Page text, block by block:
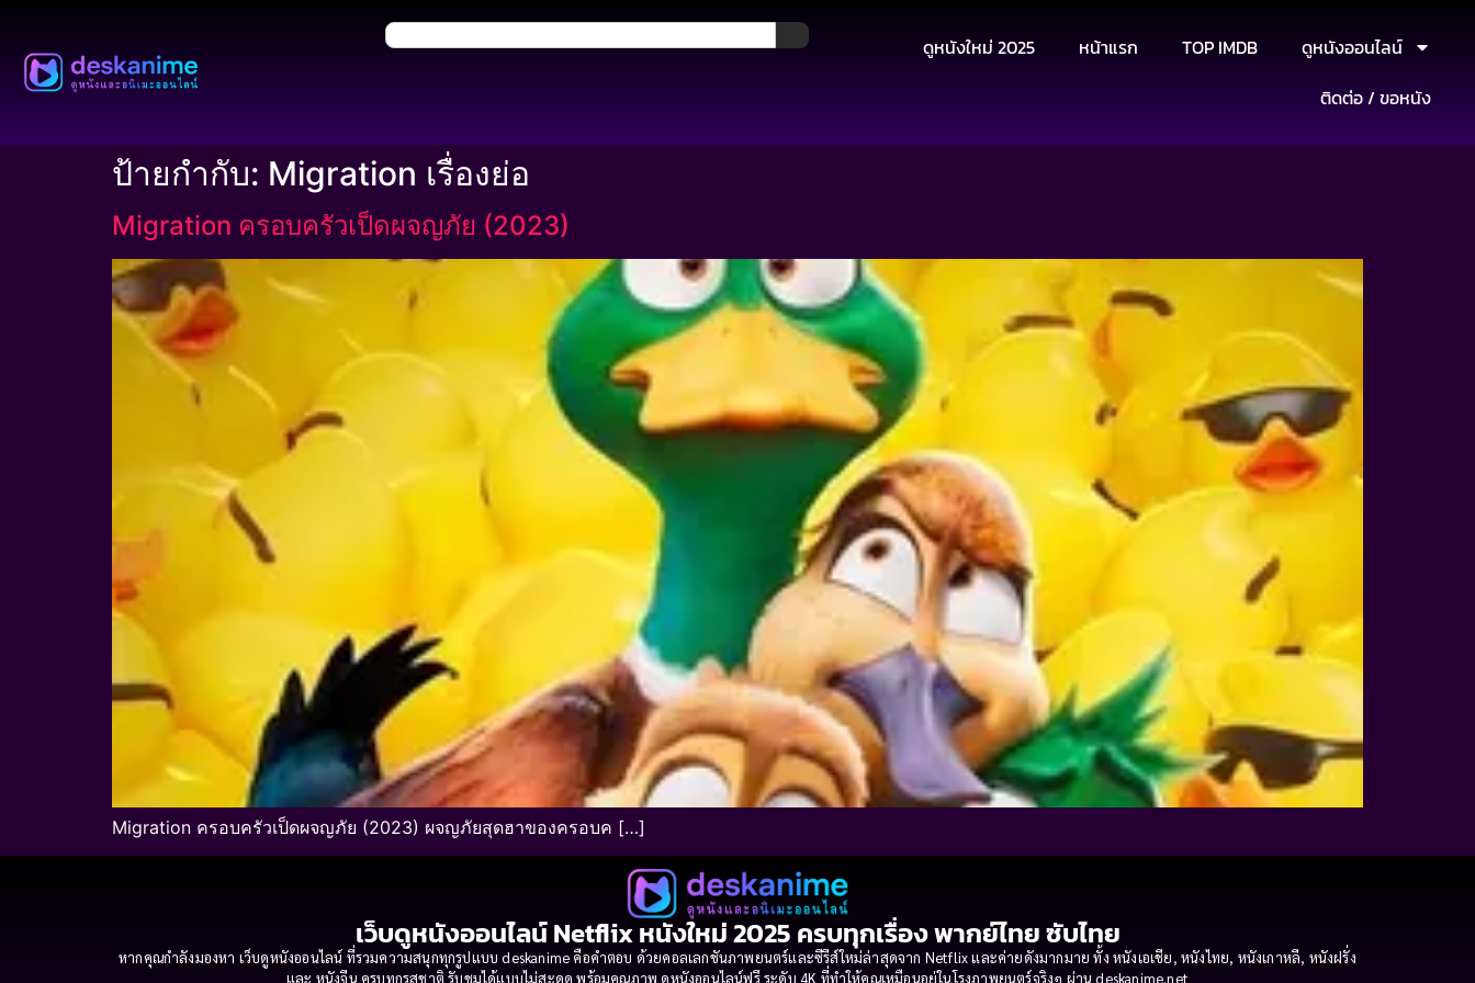
ดูหนังใหม่ 2025 หน้าแรก TOP IMDB
ดูหนังออนไลน์
ติดต่อ / ขอหนัง
ป้ายกำกับ: Migration เรื่องย่อ
Migration ครอบครัวเป็ดผจญภัย (2023)
Migration ครอบครัวเป็ดผจญภัย (2023) ผจญภัยสุดฮาของครอบค […]
เว็บดูหนังออนไลน์ Netflix หนังใหม่ 2025 ครบทุกเรื่อง พากย์ไทย ซับไทย
หากคุณกำลังมองหา เว็บดูหนังออนไลน์ ที่รวมความสนุกทุกรูปแบบ deskanime คือคำตอบ ด้วยคอลเลกชันภาพยนตร์และซีรีส์ใหม่ล่าสุดจาก Netflix และค่ายดังมากมาย ทั้ง หนังเอเชีย, หนังไทย, หนังเกาหลี, หนังฝรั่ง
และ หนังจีน ครบทุกรสชาติ รับชมได้แบบไม่สะดุด พร้อมคุณภาพ ดูหนังออนไลน์ฟรี ระดับ 4K ที่ทำให้คุณเหมือนอยู่ในโรงภาพยนตร์จริงๆ ผ่าน deskanime.net